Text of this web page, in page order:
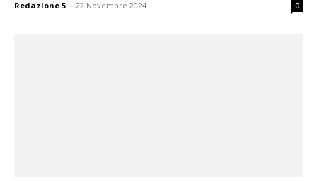
Redazione 5 - 22 Novembre 2024 0